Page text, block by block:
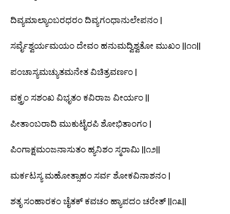
ದಿವ್ಯಮಾಲ್ಯಾಂಬರಧರಂ ದಿವ್ಯಗಂಧಾನುಲೇಪನಂ |
ಸರ್ವೈಶ್ವರ್ಯಮಯಂ ದೇವಂ ಹನುಮದ್ವಿಶ್ವತೋ ಮುಖಂ ||೧೧||
ಪಂಚಾಸ್ಯಮಚ್ಯುತಮನೇತ ವಿಚಿತ್ರವರ್ಣಂ |
ವಕ್ತ್ರಂ ಸಶಂಖ ವಿಭೃತಂ ಕವಿರಾಜ ವೀರ್ಯಂ ||
ಪೀತಾಂಬರಾದಿ ಮುಕುಟೈರಪಿ ಶೋಭಿತಾಂಗಂ |
ಪಿಂಗಾಕ್ಷಮಂಜನಾಸುತಂ ಹ್ಯನಿಶಂ ಸ್ಮರಾಮಿ ||೧೨||
ಮರ್ಕಟಸ್ಯ ಮಹೋತ್ಸಾಹಂ ಸರ್ವ ಶೋಕವಿನಾಶನಂ |
ಶತೃ ಸಂಹಾರಕಂ ಚೈತಕ್ ಕವಚಂ ಹ್ಯಾಪದಂ ಚರೇತ್ ||೧೩||